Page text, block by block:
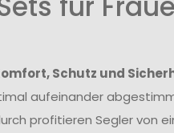
Schutz und
aufeinander
profitieren Segler von